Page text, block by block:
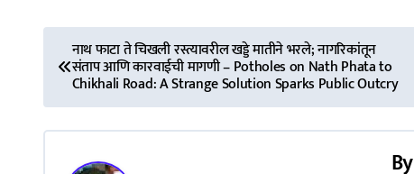
P
s
नाथ फाटा ते चिखली रस्त्यावरील खड्डे मातीने भरले; नागरिकांतून
संताप आणि कारवाईची मागणी – Potholes on Nath Phata to
Chikhali Road: A Strange Solution Sparks Public Outcry
By